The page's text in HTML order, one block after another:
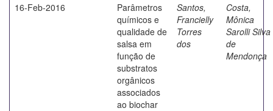
16-Feb-2016
Parâmetros
químicos e
qualidade de
salsa em
função de
substratos
orgânicos
associados
ao biochar
Santos,
Francielly
Torres
dos
Costa,
Mônica
Sarolli Silva
de
Mendonça